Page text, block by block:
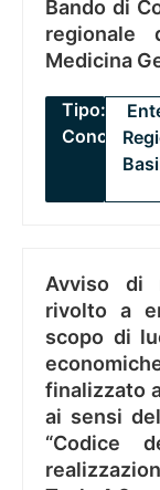
Bando di
regionale
Medicina
Tipo:
Concorsi
Avviso di
rivolto a
scopo di
finalizzato
ai sensi
“Codice